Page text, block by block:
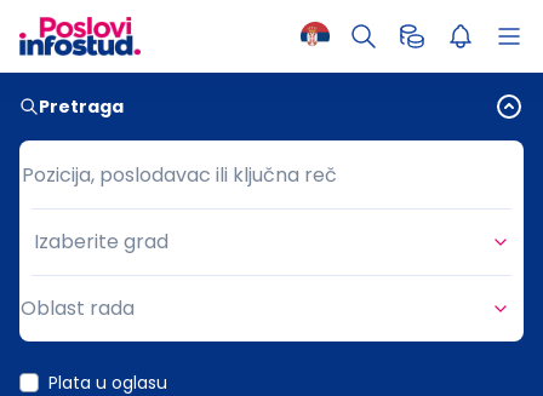
Pretraga
Pozicija, poslodavac ili ključna reč
Pozicija, poslodavac ili ključna reč
Grad
Izaberite grad
Oblast rada
Plata u oglasu